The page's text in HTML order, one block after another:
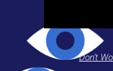
Don't